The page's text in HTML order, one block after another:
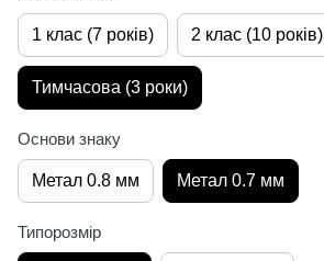
1 клас (7 років) 2 клас (10 років)
Тимчасова (3 роки)
Основи знаку
Метал 0.8 мм Метал 0.7 мм
Типорозмір